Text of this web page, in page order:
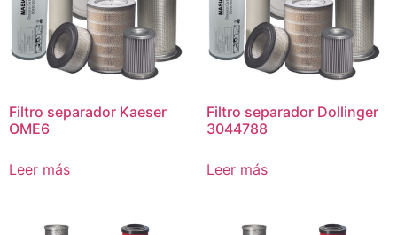
Filtro separador Kaeser
OME6
Leer más
Filtro separador Dollinger
3044788
Leer más